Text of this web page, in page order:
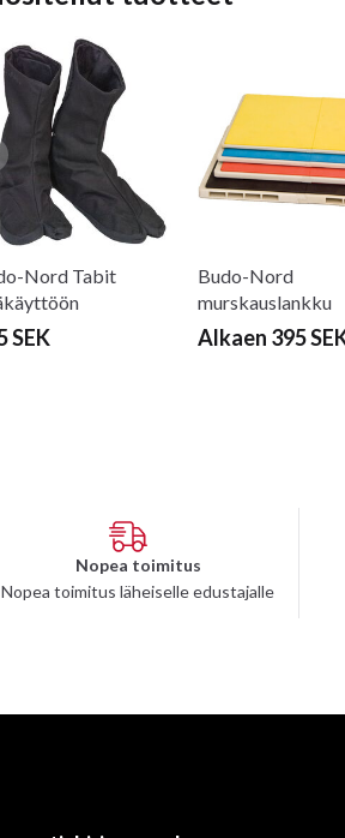
Nord Tabit
SEK
Budo-Nord
murskauslankku
Alkaen 395
Nopea toimitus
Nopea toimitus läheiselle edustajalle